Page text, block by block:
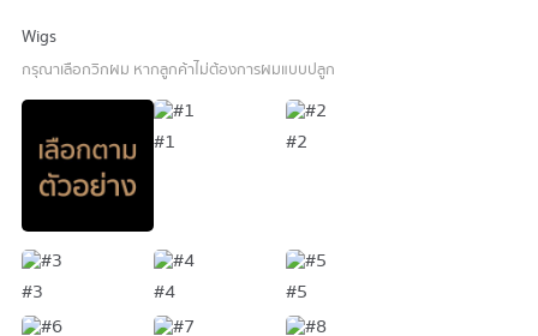
Wigs
กรุณาเลือกวิกผม หากลูกค้าไม่ต้องการผมแบบปลูก
#1 #2
#3 #4 #5